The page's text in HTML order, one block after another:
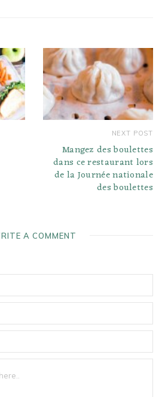
NEXT POST
Mangez des boulettes
dans ce restaurant lors
de la Journée nationale
des boulettes
A COMMENT